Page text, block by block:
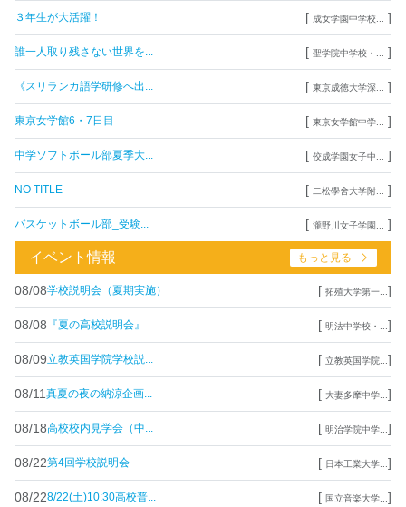
３年生が大活躍！ [ 成女学園中学校... ]
誰一人取り残さない世界を... [ 聖学院中学校・... ]
《スリランカ語学研修へ出... [ 東京成徳大学深... ]
東京女学館6・7日目 [ 東京女学館中学... ]
中学ソフトボール部夏季大... [ 佼成学園女子中... ]
NO TITLE [ 二松學舍大学附... ]
バスケットボール部_受験... [ 瀧野川女子学園... ]
イベント情報 もっと見る
08/08学校説明会（夏期実施） [ 拓殖大学第一... ]
08/08 『夏の高校説明会』 [ 明法中学校・... ]
08/09立教英国学院学校説... [ 立教英国学院... ]
08/11 真夏の夜の納涼企画... [ 大妻多摩中学... ]
08/18高校校内見学会（中... [ 明治学院中学... ]
08/22第4回学校説明会 [ 日本工業大学... ]
08/228/22(土)10:30高校普... [ 国立音楽大学... ]